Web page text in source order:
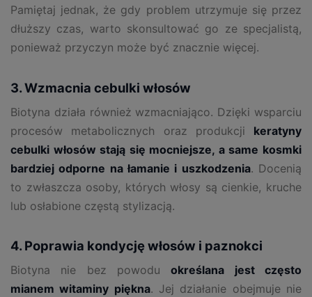
Pamiętaj jednak, że gdy problem utrzymuje się przez
dłuższy czas, warto skonsultować go ze specjalistą,
ponieważ przyczyn może być znacznie więcej.
3. Wzmacnia cebulki włosów
Biotyna działa również wzmacniająco. Dzięki wsparciu
procesów metabolicznych oraz produkcji keratyny
cebulki włosów stają się mocniejsze, a same kosmki
bardziej odporne na łamanie i uszkodzenia. Docenią
to zwłaszcza osoby, których włosy są cienkie, kruche
lub osłabione częstą stylizacją.
4. Poprawia kondycję włosów i paznokci
Biotyna nie bez powoduokreślana jest często
mianem witaminy piękna. Jej działanie obejmuje nie